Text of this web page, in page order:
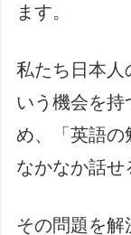
ます。
私たち日本人
いう機会を持
め、「英語の
なかなか話せ
その問題を